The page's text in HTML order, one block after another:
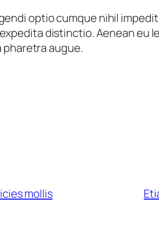
optio cumque nihil
distinctio. Aenean eu
pharetra augue.
mollis